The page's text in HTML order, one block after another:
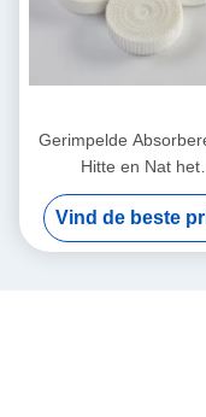
Gerimpelde
Hitte en Nat het
Filtreerpapierelement
hetVind de beste